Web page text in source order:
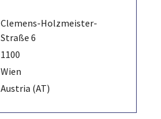
Clemens-Holzmeister-
Straße 6
1100
Wien
Austria (AT)